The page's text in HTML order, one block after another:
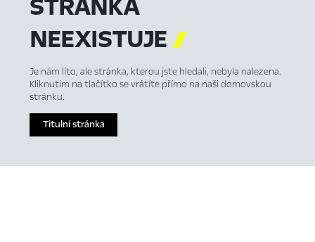
NEEXISTUJE
Je nám líto, ale stránka, kterou jste hledali, nebyla nalezena.
Kliknutím na tlačítko se vrátíte přímo na naši domovskou
stránku.
Titulní stránka